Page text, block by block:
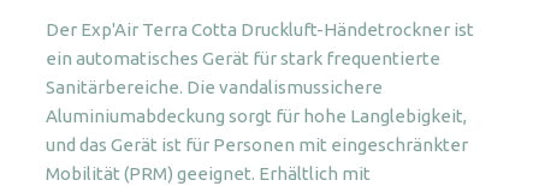
Menge
Der Exp'Air Terra Cotta Druckluft-Händetrockner ist
ein automatisches Gerät für stark frequentierte
Sanitärbereiche. Die vandalismussichere
Aluminiumabdeckung sorgt für hohe Langlebigkeit,
und das Gerät ist für Personen mit eingeschränkter
Mobilität (PRM) geeignet. Erhältlich mit